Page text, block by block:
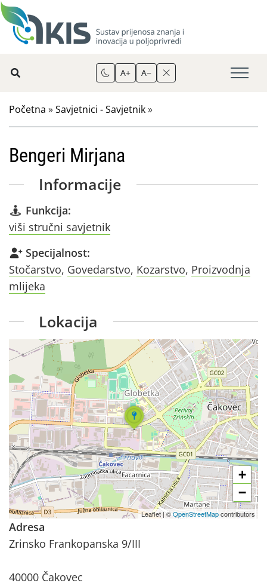
A+ A−
Početna »Savjetnici - Savjetnik»
Bengeri Mirjana
Informacije
Funkcija:
viši stručni savjetnik
Specijalnost:
Stočarstvo, Govedarstvo, Kozarstvo, Proizvodnja
mlijeka
Lokacija
+
−
Leaflet| ©OpenStreetMapcontributors
Adresa
Zrinsko Frankopanska 9/III
40000 Čakovec